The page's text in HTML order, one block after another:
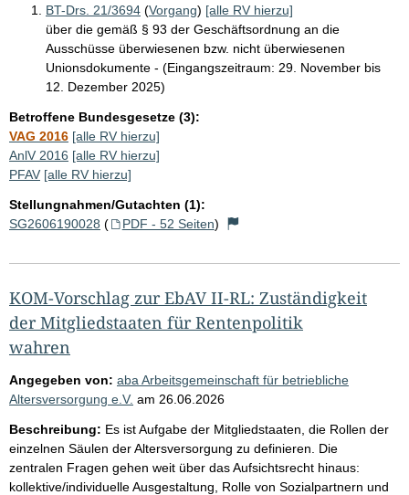
BT-Drs. 21/3694 (Vorgang) [alle RV hierzu]
über die gemäß § 93 der Geschäftsordnung an die
Ausschüsse überwiesenen bzw. nicht überwiesenen
Unionsdokumente - (Eingangszeitraum: 29. November bis
12. Dezember 2025)
Betroffene Bundesgesetze (3):
VAG 2016 [alle RV hierzu]
AnlV 2016 [alle RV hierzu]
PFAV [alle RV hierzu]
Stellungnahmen/Gutachten (1):
SG2606190028 ( PDF - 52 Seiten)
KOM-Vorschlag zur EbAV II-RL: Zuständigkeit
der Mitgliedstaaten für Rentenpolitik
wahren
Angegeben von: aba Arbeitsgemeinschaft für betriebliche
Altersversorgung e.V. am 26.06.2026
Beschreibung: Es ist Aufgabe der Mitgliedstaaten, die Rollen der
einzelnen Säulen der Altersversorgung zu definieren. Die
zentralen Fragen gehen weit über das Aufsichtsrecht hinaus:
kollektive/individuelle Ausgestaltung, Rolle von Sozialpartnern und